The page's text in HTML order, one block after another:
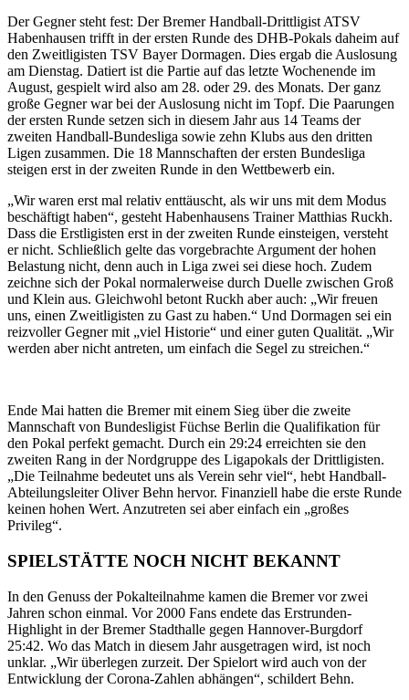
Der Gegner steht fest: Der Bremer Handball-Drittligist ATSV
Habenhausen trifft in der ersten Runde des DHB-Pokals daheim auf
den Zweitligisten TSV Bayer Dormagen. Dies ergab die Auslosung
am Dienstag. Datiert ist die Partie auf das letzte Wochenende im
August, gespielt wird also am 28. oder 29. des Monats. Der ganz
große Gegner war bei der Auslosung nicht im Topf. Die Paarungen
der ersten Runde setzen sich in diesem Jahr aus 14 Teams der
zweiten Handball-Bundesliga sowie zehn Klubs aus den dritten
Ligen zusammen. Die 18 Mannschaften der ersten Bundesliga
steigen erst in der zweiten Runde in den Wettbewerb ein.
„Wir waren erst mal relativ enttäuscht, als wir uns mit dem Modus
beschäftigt haben“, gesteht Habenhausens Trainer Matthias Ruckh.
Dass die Erstligisten erst in der zweiten Runde einsteigen, versteht
er nicht. Schließlich gelte das vorgebrachte Argument der hohen
Belastung nicht, denn auch in Liga zwei sei diese hoch. Zudem
zeichne sich der Pokal normalerweise durch Duelle zwischen Groß
und Klein aus. Gleichwohl betont Ruckh aber auch: „Wir freuen
uns, einen Zweitligisten zu Gast zu haben.“ Und Dormagen sei ein
reizvoller Gegner mit „viel Historie“ und einer guten Qualität. „Wir
werden aber nicht antreten, um einfach die Segel zu streichen.“
Ende Mai hatten die Bremer mit einem Sieg über die zweite
Mannschaft von Bundesligist Füchse Berlin die Qualifikation für
den Pokal perfekt gemacht. Durch ein 29:24 erreichten sie den
zweiten Rang in der Nordgruppe des Ligapokals der Drittligisten.
„Die Teilnahme bedeutet uns als Verein sehr viel“, hebt Handball-
Abteilungsleiter Oliver Behn hervor. Finanziell habe die erste Runde
keinen hohen Wert. Anzutreten sei aber einfach ein „großes
Privileg“.
SPIELSTÄTTE NOCH NICHT BEKANNT
In den Genuss der Pokalteilnahme kamen die Bremer vor zwei
Jahren schon einmal. Vor 2000 Fans endete das Erstrunden-
Highlight in der Bremer Stadthalle gegen Hannover-Burgdorf
25:42. Wo das Match in diesem Jahr ausgetragen wird, ist noch
unklar. „Wir überlegen zurzeit. Der Spielort wird auch von der
Entwicklung der Corona-Zahlen abhängen“, schildert Behn.